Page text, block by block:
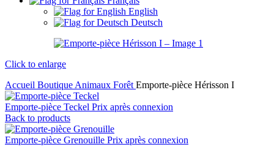
English
Deutsch
Click to enlarge
Accueil Boutique Animaux Forêt Emporte-pièce Hérisson I
Emporte-pièce Teckel Prix après connexion
Back to products
Emporte-pièce Grenouille Prix après connexion